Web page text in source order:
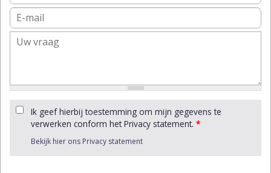
Ik geef hierbij toestemming om mijn gegevens te
verwerken conform het Privacy statement. *
Bekijk hier ons Privacy statement